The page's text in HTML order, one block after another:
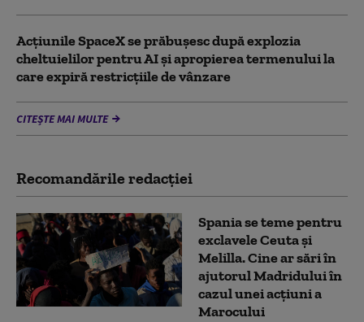
Acţiunile SpaceX se prăbuşesc după explozia
cheltuielilor pentru AI şi apropierea termenului la
care expiră restricţiile de vânzare
CITEȘTE MAI MULTE
Recomandările redacţiei
Spania se teme pentru
exclavele Ceuta și
Melilla. Cine ar sări în
ajutorul Madridului în
cazul unei acțiuni a
Marocului